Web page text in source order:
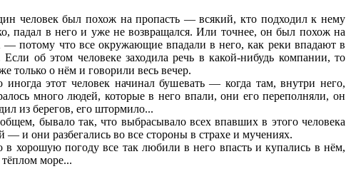
человек был похож на пропасть — всякий, кто подходил к нему
падал в него и уже не возвращался. Или точнее, он был похож на
— потому что все окружающие впадали в него, как реки впадают в
Если об этом человеке заходила речь в какой-нибудь компании, то
только о нём и говорили весь вечер.
иногда этот человек начинал бушевать — когда там, внутри него,
много людей, которые в него впали, они его переполняли, он
из берегов, его штормило...
бывало так, что выбрасывало всех впавших в этого человека
— и они разбегались во все стороны в страхе и мучениях.
в хорошую погоду все так любили в него впасть и купались в нём,
тёплом море...